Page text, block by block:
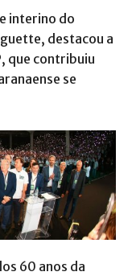
interino do
destacou a
que contribuiu
se
60 anos da